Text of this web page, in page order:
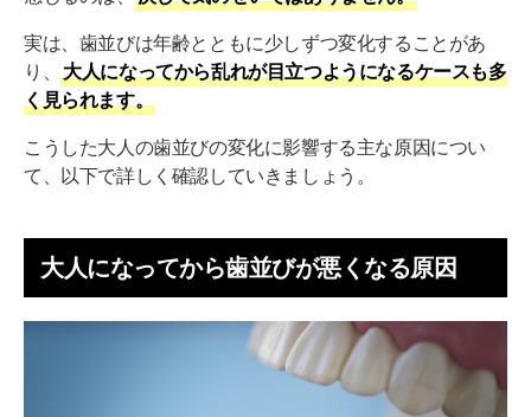
ワイヤー矯正
マウスピース矯正
歯並びが悪い大人に関するよくある質問（FAQ）
大人の矯正には何年かかる？
歯並びが悪い人は日本人の何割くらいですか？
大人になって歯並びが悪いかもと感じたら、まずは
実は、歯並びは年齢とともに少しずつ変化することがあ
り、
大人になってから乱れが目立つようになるケースも多
く見られます。
こうした大人の歯並びの変化に影響する主な原因につい
て、以下で詳しく確認していきましょう。
大人になってから歯並びが悪くなる原因